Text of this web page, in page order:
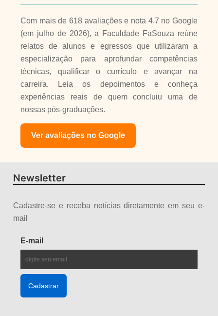
Com mais de 618 avaliações e nota 4,7 no Google
(em julho de 2026), a Faculdade FaSouza reúne
relatos de alunos e egressos que utilizaram a
especialização para aprofundar competências
técnicas, qualificar o currículo e avançar na
carreira. Leia os depoimentos e conheça
experiências reais de quem concluiu uma de
nossas pós-graduações.
Ver avaliações no Google
Newsletter
Cadastre-se e receba notícias diretamente em seu e-
mail
E-mail